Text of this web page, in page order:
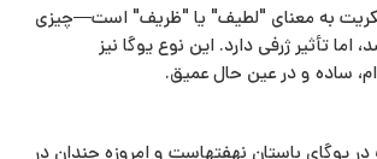
به معنای "لطیف" یا "ظریف" است—چیزی
اما تأثیر ژرفی دارد. این نوع یوگا نیز
ساده و در عین‌ حال عمیق.